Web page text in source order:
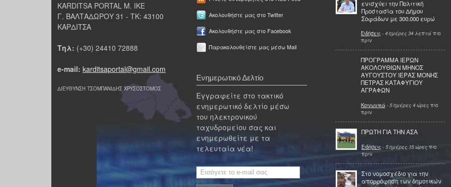
KARDITSA PORTAL Μ. ΙΚΕ
Γ. ΒΑΛΤΑΔΩΡΟΥ 31 - ΤΚ: 43100
ΚΑΡΔΙΤΣΑ
Τηλ: (+30) 24410 72888
e-mail: karditsaportal@gmail.com
ΔΙΕΥΘΥΝΣΗ ΤΣΟΜΠΑΝΙΔΗΣ ΧΡΥΣΟΣΤΟΜΟΣ
Ακολουθήστε μας στο Twitter
Ακολουθήστε μας στο Facebook
Παρακολουθείστε μας μέσω Mail
Ενημερωτικό Δελτίο
Εγγραφείτε στο τακτικό
ενημερωτικό δελτίο μέσω
του ηλεκτρονικού
ταχυδρομείου σας και
ενημερωθείτε με τα
τελευταία νέα!
ενισχύει την Πολιτική
Προστασία του Δήμου
Σοφάδων με 300.000 ευρώ
Ειδήσεις - 4 ημέρες 34 λεπτά πιο
πριν
ΠΡΟΓΡΑΜΜΑ ΙΕΡΩΝ
ΑΚΟΛΟΥΘΙΩΝ ΜΗΝΟΣ
ΑΥΓΟΥΣΤΟΥ ΙΕΡΑΣ ΜΟΝΗΣ
ΠΕΤΡΑΣ ΚΑΤΑΦΥΓΙΟΥ
ΑΓΡΑΦΩΝ
Κοινωνικά - 5 ημέρες 4 ώρες πιο
πριν
ΠΡΩΤΗ ΓΙΑ ΤΗΝ ΑΣΑ
Ειδήσεις - 5 ημέρες 15 ώρες πιο
πριν
Στο νομοσχέδιο για την
απορρόφηση των δημοτικών